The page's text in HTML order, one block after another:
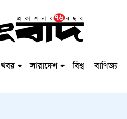
খবর সারাদেশ বিশ্ব বাণিজ্য